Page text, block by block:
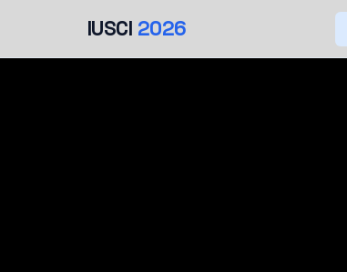
IUSCI 2026